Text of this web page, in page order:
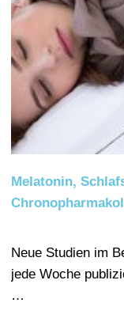
Melatonin,
Neue Studien im
jede Woche
…